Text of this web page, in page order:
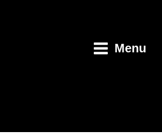
Menu